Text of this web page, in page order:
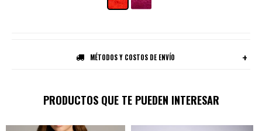
MÉTODOS Y COSTOS DE ENVÍO
PRODUCTOS QUE TE PUEDEN INTERESAR